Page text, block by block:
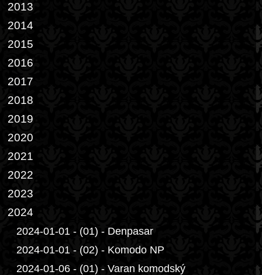
2013
2014
2015
2016
2017
2018
2019
2020
2021
2022
2023
2024
2024-01-01 - (01) - Denpasar
2024-01-01 - (02) - Komodo NP
2024-01-06 - (01) - Varan komodský